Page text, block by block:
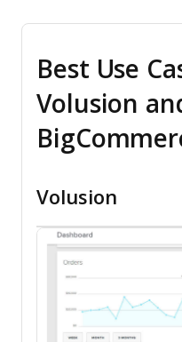
Best Use
Volusion
Volusion